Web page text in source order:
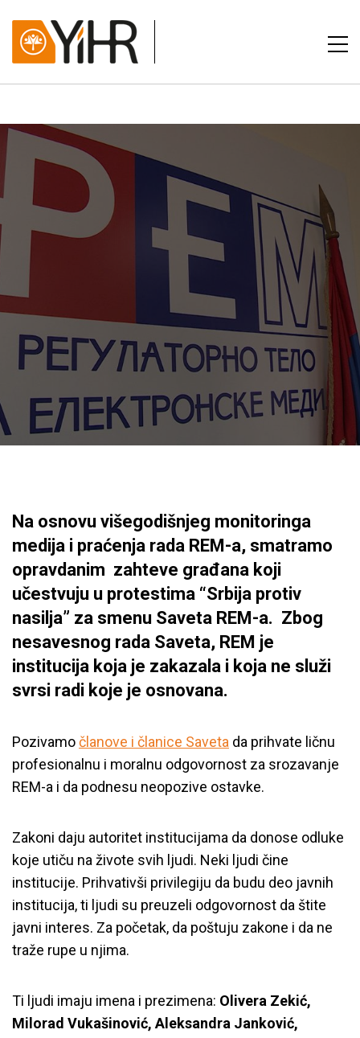
Na osnovu višegodišnjeg monitoringa
medija i praćenja rada REM-a, smatramo
opravdanim zahteve građana koji
učestvuju u protestima “Srbija protiv
nasilja” za smenu Saveta REM-a. Zbog
nesavesnog rada Saveta, REM je
institucija koja je zakazala i koja ne služi
svrsi radi koje je osnovana.
Pozivamočlanove i članice Saveta da prihvate ličnu
profesionalnu i moralnu odgovornost za srozavanje
REM-a i da podnesu neopozive ostavke.
Zakoni daju autoritet institucijama da donose odluke
koje utiču na živote svih ljudi. Neki ljudi čine
institucije. Prihvativši privilegiju da budu deo javnih
institucija, ti ljudi su preuzeli odgovornost da štite
javni interes. Za početak, da poštuju zakone i da ne
traže rupe u njima.
Ti ljudi imaju imena i prezimena: Olivera Zekić,
Milorad Vukašinović, Aleksandra Janković,